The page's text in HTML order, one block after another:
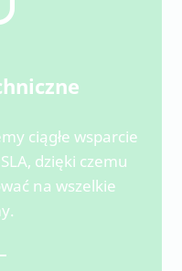
ciągłe wsparcie
dzięki czemu
na wszelkie